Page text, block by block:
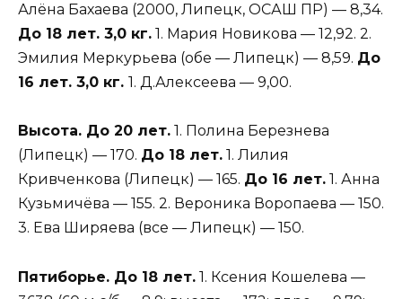
Алёна Бахаева (2000, Липецк, ОСАШ ПР) — 8,34.
До 18 лет. 3,0 кг. 1. Мария Новикова — 12,92. 2.
Эмилия Меркурьева (обе — Липецк) — 8,59. До
16 лет. 3,0 кг. 1. Д.Алексеева — 9,00.
Высота. До 20 лет. 1. Полина Березнева
(Липецк) — 170. До 18 лет. 1. Лилия
Кривченкова (Липецк) — 165. До 16 лет. 1. Анна
Кузьмичёва — 155. 2. Вероника Воропаева — 150.
3. Ева Ширяева (все — Липецк) — 150.
Пятиборье. До 18 лет. 1. Ксения Кошелева —